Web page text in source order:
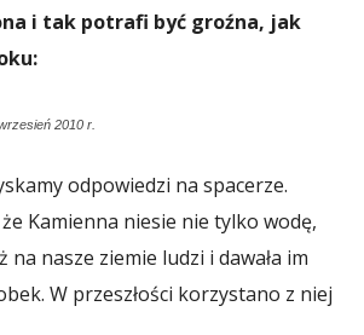
i tak potrafi być groźna, jak
2010 r.
odpowiedzi na spacerze.
Kamienna niesie nie tylko wodę,
na nasze ziemie ludzi i dawała im
W przeszłości korzystano z niej